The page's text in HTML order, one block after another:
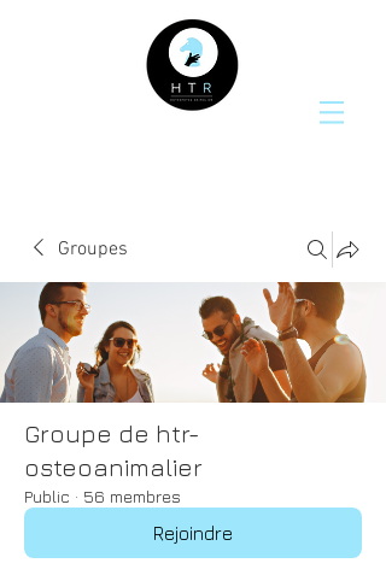
Groupes
Groupe de htr-
osteoanimalier
Public · 56 membres
Rejoindre